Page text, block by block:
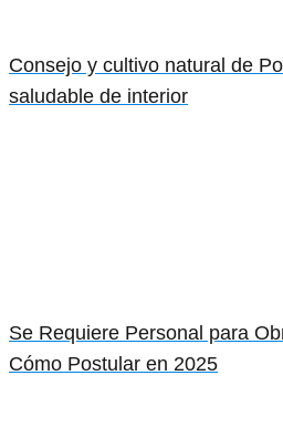
Consejo y cultivo natural de
saludable de interior
Se Requiere Personal para
Cómo Postular en 2025